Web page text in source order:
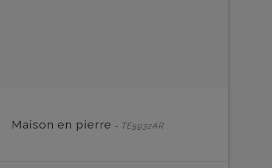
Maison en pierre - TE5932AR